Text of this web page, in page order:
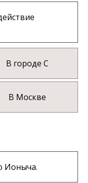
В городе С
В Москве
Ионыча.